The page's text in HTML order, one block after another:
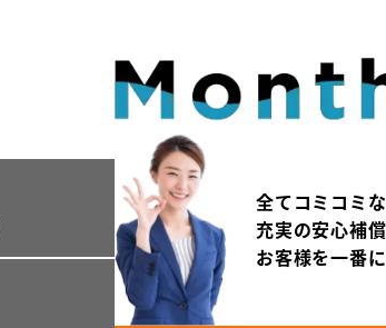
全てコミコミ
充実の安心補
お客様を一番